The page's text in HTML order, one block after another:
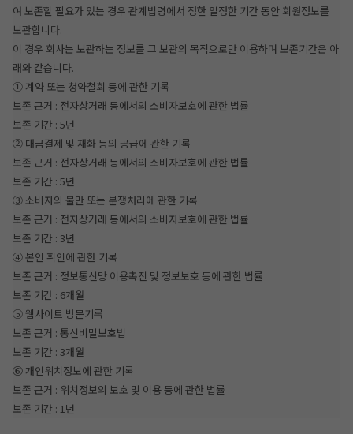
여 보존할 필요가 있는 경우 관계법령에서 정한 일정한 기간 동안 회원정보를
보관합니다.
이 경우 회사는 보관하는 정보를 그 보관의 목적으로만 이용하며 보존기간은 아
래와 같습니다.
① 계약 또는 청약철회 등에 관한 기록
보존 근거 : 전자상거래 등에서의 소비자보호에 관한 법률
보존 기간 : 5년
② 대금결제 및 재화 등의 공급에 관한 기록
보존 근거 : 전자상거래 등에서의 소비자보호에 관한 법률
보존 기간 : 5년
③ 소비자의 불만 또는 분쟁처리에 관한 기록
보존 근거 : 전자상거래 등에서의 소비자보호에 관한 법률
보존 기간 : 3년
④ 본인 확인에 관한 기록
보존 근거 : 정보통신망 이용촉진 및 정보보호 등에 관한 법률
보존 기간 : 6개월
⑤ 웹사이트 방문기록
보존 근거 : 통신비밀보호법
보존 기간 : 3개월
⑥ 개인위치정보에 관한 기록
보존 근거 : 위치정보의 보호 및 이용 등에 관한 법률
보존 기간 : 1년